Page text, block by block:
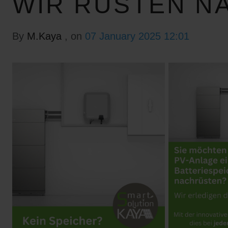
By M.Kaya , on 07 January 2025 12:01